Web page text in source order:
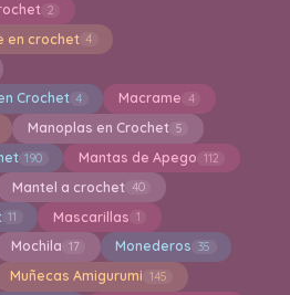
2
en crochet 4
Crochet 4 Macrame 4
Manoplas en Crochet 5
190 Mantas de Apego 112
Mantel a crochet 40
11 Mascarillas 1
Mochila 17 Monederos 35
Muñecas Amigurumi 145